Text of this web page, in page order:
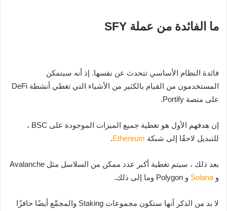
ما الفائدة من عملة SFY
فائدة النظام الأساسي تتحدث عن نفسها. إذ أنه سيتمكن
المستخدمون من القيام بالكثير من الأشياء التي تغطي أنشطة DeFi
على منصة Portify.
إن هدفهم الأول هو تغطية جميع الميزات الموجودة على BSC ،
للتبديل لاحقًا إلى شبكة Ethereum
.
بعد ذلك ، سيتم تغطية أكبر عدد ممكن من السلاسل مثل Avalanche
و Solana و Polygon وما إلى ذلك.
لا بد من الذكر أنها ستكون مجموعات Staking والمجمِّع أيضًا حافزًا